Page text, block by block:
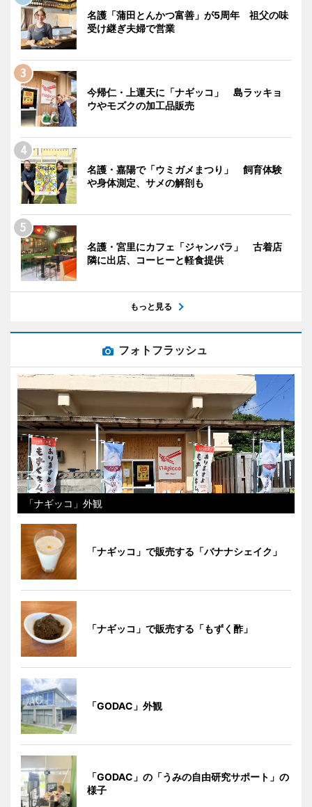
名護「蒲田とんかつ富善」が5周年 祖父の味
受け継ぎ夫婦で営業
今帰仁・上運天に「ナギッコ」 島ラッキョ
ウやモズクの加工品販売
名護・嘉陽で「ウミガメまつり」 飼育体験
や身体測定、サメの解剖も
名護・宮里にカフェ「ジャンバラ」 古着店
隣に出店、コーヒーと軽食提供
もっと見る
フォトフラッシュ
「ナギッコ」外観
「ナギッコ」で販売する「バナナシェイク」
「ナギッコ」で販売する「もずく酢」
「GODAC」外観
「GODAC」の「うみの自由研究サポート」の
様子